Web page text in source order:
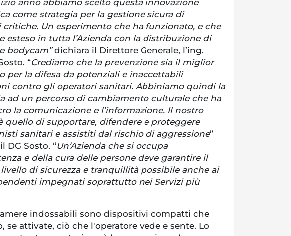
anno abbiamo scelto questa innovazione
come strategia per la gestione sicura di
critiche. Un esperimento che ha funzionato, e che
esteso in tutta l’Azienda con la distribuzione di
bodycam”dichiara il Direttore Generale, l’ing.
“Crediamo che la prevenzione sia il miglior
per la difesa da potenziali e inaccettabili
contro gli operatori sanitari. Abbiniamo quindi la
ad un percorso di cambiamento culturale che ha
la comunicazione e l’informazione. Il nostro
quello di supportare, difendere e proteggere
sanitari e assistiti dal rischio di aggressione”
DG Sosto. “Un’Azienda che si occupa
e della cura delle persone deve garantire il
di sicurezza e tranquillità possibile anche ai
impegnati soprattutto nei Servizi più
indossabili sono dispositivi compatti che
se attivate, ciò che l'operatore vede e sente. Lo